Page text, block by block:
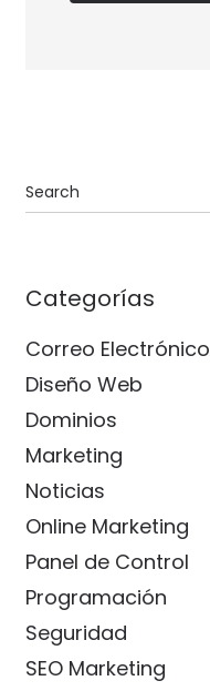
Categorías
Correo Electrónico
Diseño Web
Dominios
Marketing
Noticias
Online Marketing
Panel de Control
Programación
Seguridad
SEO Marketing